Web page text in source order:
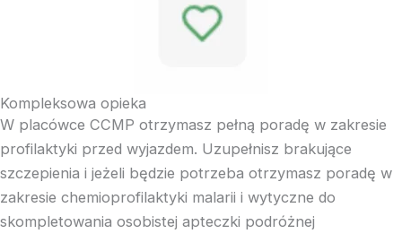
Kompleksowa opieka
W placówce CCMP otrzymasz pełną poradę w zakresie
profilaktyki przed wyjazdem. Uzupełnisz brakujące
szczepienia i jeżeli będzie potrzeba otrzymasz poradę w
zakresie chemioprofilaktyki malarii i wytyczne do
skompletowania osobistej apteczki podróżnej